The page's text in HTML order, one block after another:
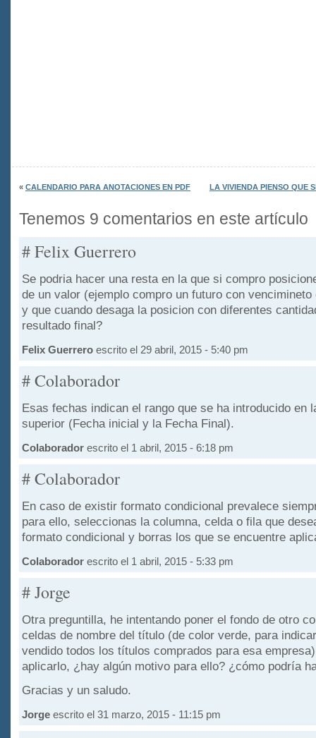
« CALENDARIO PARA ANOTACIONES EN PDF LA VIVIENDA PIENSO QUE
Tenemos 9 comentarios en este artículo
# Felix Guerrero
Se podria hacer una resta en la que si compro
de un valor (ejemplo compro un futuro con vencimineto
y que cuando desaga la posicion con diferentes
resultado final?
Felix Guerrero escrito el 29 abril, 2015 - 5:40 pm
# Colaborador
Esas fechas indican el rango que se ha introducido en
superior (Fecha inicial y la Fecha Final).
Colaborador escrito el 1 abril, 2015 - 6:18 pm
# Colaborador
En caso de existir formato condicional prevalece
para ello, seleccionas la columna, celda o fila que
formato condicional y borras los que se encuentre
Colaborador escrito el 1 abril, 2015 - 5:33 pm
# Jorge
Otra preguntilla, he intentando poner el fondo de otro
celdas de nombre del título (de color verde, para
vendido todos los títulos comprados para esa
aplicarlo, ¿hay algún motivo para ello? ¿cómo podría
Gracias y un saludo.
Jorge escrito el 31 marzo, 2015 - 11:15 pm